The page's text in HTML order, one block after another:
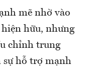
mẽ nhờ vào
hữu, nhưng
chỉnh trung
sự hỗ trợ mạnh